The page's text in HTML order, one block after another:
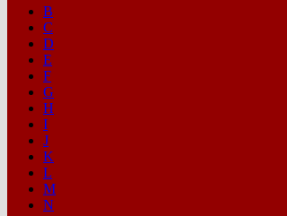
B
C
D
E
F
G
H
I
J
K
L
M
N